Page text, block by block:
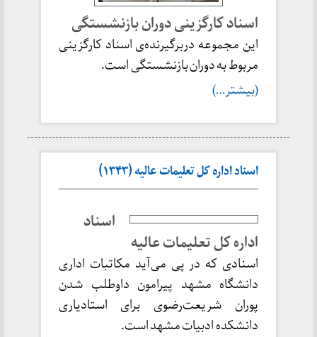
اسناد کارگزینی دوران بازنشستگی
این مجموعه دربرگیرنده‌ی اسناد کارگزینی
مربوط به دوران بازنشستگی است.
(بیشتر…)
اسناد اداره کل تعلیمات عالیه (۱۳۴۳)
اسناد
اداره کل تعلیمات عالیه
اسنادی که در پی می‌آید مکاتبات اداری
دانشگاه مشهد پیرامون داوطلب شدن
پوران شریعت‌رضوی برای استادیاری
دانشکده ادبیات مشهد است.